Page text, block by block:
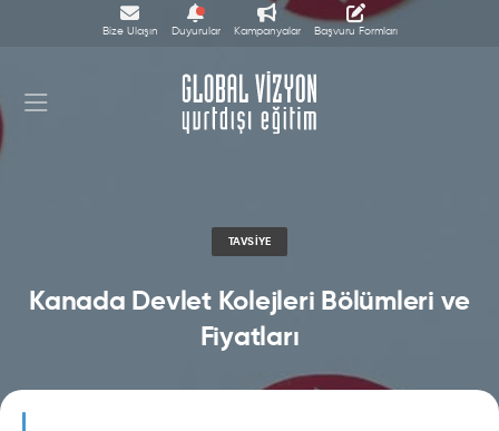
Bize Ulaşın Duyurular Kampanyalar Başvuru Formları
TAVSIYE
Kanada Devlet Kolejleri Bölümleri ve
Fiyatları